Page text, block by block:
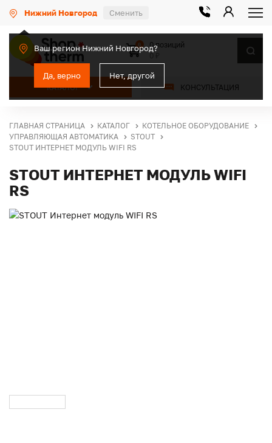
Нижний Новгород Сменить
Ваш регион Нижний Новгород?
Да, верно Нет, другой
КАТАЛОГ КОНСУЛЬТАЦИЯ
0
0 позиций
ГЛАВНАЯ СТРАНИЦА КАТАЛОГ
КОТЕЛЬНОЕ ОБОРУДОВАНИЕ
УПРАВЛЯЮЩАЯ АВТОМАТИКА
STOUT
STOUT ИНТЕРНЕТ МОДУЛЬ WIFI RS
STOUT ИНТЕРНЕТ МОДУЛЬ WIFI
RS